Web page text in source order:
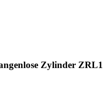
Zylinder